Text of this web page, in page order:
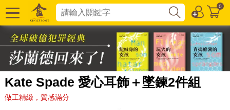
0
Kate Spade 愛心耳飾＋墜鍊2件組
做工精緻，質感滿分